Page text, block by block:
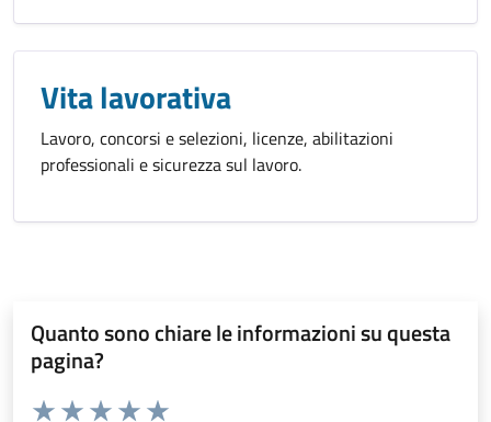
Vita lavorativa
Lavoro, concorsi e selezioni, licenze, abilitazioni
professionali e sicurezza sul lavoro.
Quanto sono chiare le informazioni su questa
pagina?
Valuta da 1 a 5 stelle la pagina